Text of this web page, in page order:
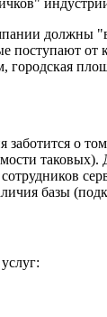
поступают
о
базы